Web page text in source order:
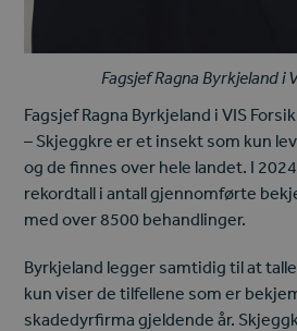
Fagsjef Ragna Byrkjeland i
Fagsjef Ragna Byrkjeland i VIS
– Skjeggkre er et insekt som kun
og de finnes over hele landet. I
rekordtall i antall gjennomførte
med over 8500 behandlinger.
Byrkjeland legger samtidig til at
kun viser de tilfellene som er
skadedyrfirma gjeldende år.